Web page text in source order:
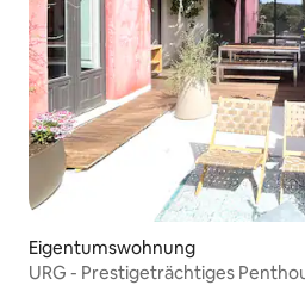
Eigentumswohnung
URG - Prestigeträchtiges